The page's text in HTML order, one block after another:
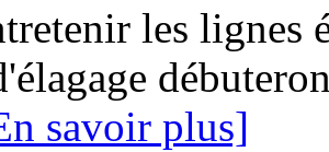
les lignes
savoir plus]